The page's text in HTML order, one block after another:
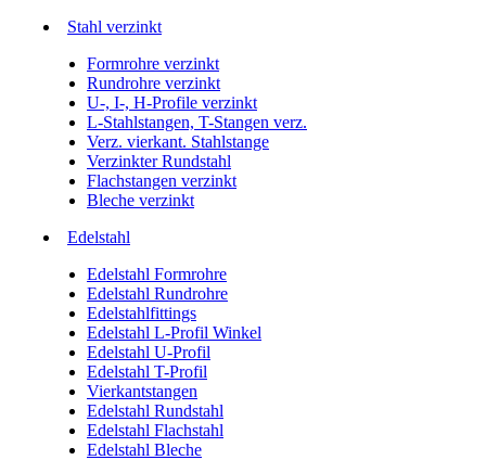
Stahl verzinkt
Formrohre verzinkt
Rundrohre verzinkt
U-, I-, H-Profile verzinkt
L-Stahlstangen, T-Stangen verz.
Verz. vierkant. Stahlstange
Verzinkter Rundstahl
Flachstangen verzinkt
Bleche verzinkt
Edelstahl
Edelstahl Formrohre
Edelstahl Rundrohre
Edelstahlfittings
Edelstahl L-Profil Winkel
Edelstahl U-Profil
Edelstahl T-Profil
Vierkantstangen
Edelstahl Rundstahl
Edelstahl Flachstahl
Edelstahl Bleche